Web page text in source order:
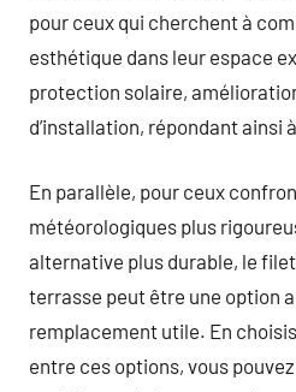
pour ceux qui cherchent à
esthétique dans leur espace
protection solaire,
d’installation, répondant ainsi
En parallèle, pour ceux
météorologiques plus
alternative plus durable, le
terrasse peut être une option
remplacement utile. En
entre ces options, vous